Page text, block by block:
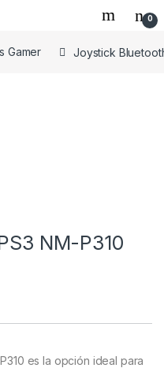
0
Gamer Joystick
NM-P310
es la opción ideal para